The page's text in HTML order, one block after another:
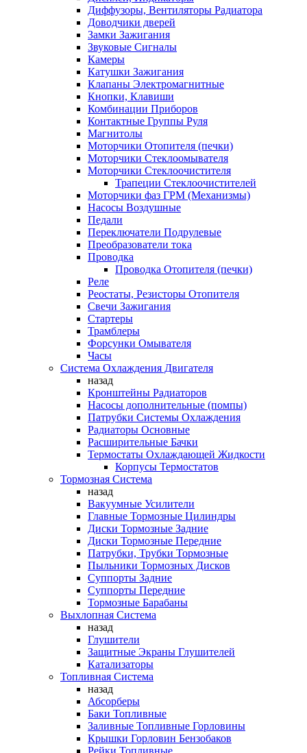
Диффузоры, Вентиляторы Радиатора
Доводчики дверей
Замки Зажигания
Звуковые Сигналы
Камеры
Катушки Зажигания
Клапаны Электромагнитные
Кнопки, Клавиши
Комбинации Приборов
Контактные Группы Руля
Магнитолы
Моторчики Отопителя (печки)
Моторчики Стеклоомывателя
Моторчики Стеклоочистителя
Трапеции Стеклоочистителей
Моторчики фаз ГРМ (Механизмы)
Насосы Воздушные
Педали
Переключатели Подрулевые
Преобразователи тока
Проводка
Проводка Отопителя (печки)
Реле
Реостаты, Резисторы Отопителя
Свечи Зажигания
Стартеры
Трамблеры
Форсунки Омывателя
Часы
Система Охлаждения Двигателя
назад
Кронштейны Радиаторов
Насосы дополнительные (помпы)
Патрубки Системы Охлаждения
Радиаторы Основные
Расширительные Бачки
Термостаты Охлаждающей Жидкости
Корпусы Термостатов
Тормозная Система
назад
Вакуумные Усилители
Главные Тормозные Цилиндры
Диски Тормозные Задние
Диски Тормозные Передние
Патрубки, Трубки Тормозные
Пыльники Тормозных Дисков
Суппорты Задние
Суппорты Передние
Тормозные Барабаны
Выхлопная Система
назад
Глушители
Защитные Экраны Глушителей
Катализаторы
Топливная Система
назад
Абсорберы
Баки Топливные
Заливные Топливные Горловины
Крышки Горловин Бензобаков
Рейки Топливные